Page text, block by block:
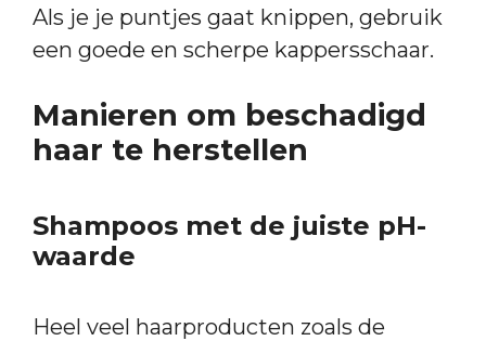
Als je je puntjes gaat knippen, gebruik
een goede en scherpe kappersschaar.
Manieren om beschadigd
haar te herstellen
Shampoos met de juiste pH-
waarde
Heel veel haarproducten zoals de